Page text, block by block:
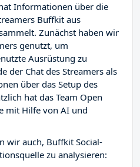
Informationen über die
Buffkit aus
Zunächst haben wir
genutzt, um
Ausrüstung zu
der Chat des Streamers als
über das Setup des
hat das Team Open
mit Hilfe von AI und
wir auch, Buffkit Social-
zu analysieren: